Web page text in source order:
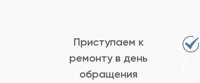
Приступаем к
ремонту в день
обращения